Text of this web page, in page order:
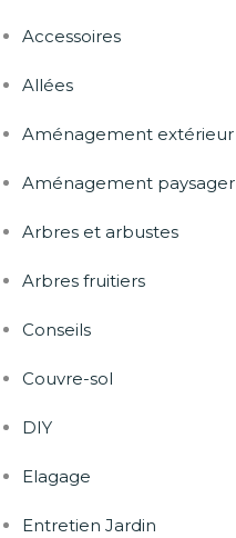
Accessoires
Allées
Aménagement extérieur
Aménagement paysager
Arbres et arbustes
Arbres fruitiers
Conseils
Couvre-sol
DIY
Elagage
Entretien Jardin